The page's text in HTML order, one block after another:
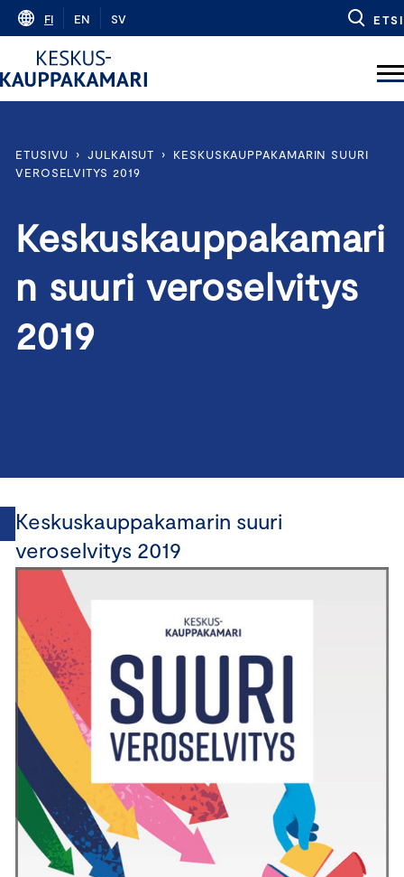
Skip
content
FI EN SV ETSI
ETUSIVU › JULKAISUT ›
KESKUSKAUPPAKAMARIN SUURI
VEROSELVITYS 2019
Keskuskauppakamari
n suuri veroselvitys
2019
Keskuskauppakamarin suuri
veroselvitys 2019